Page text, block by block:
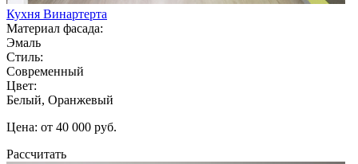
Кухня Винартерта
Материал фасада:
Эмаль
Стиль:
Современный
Цвет:
Белый, Оранжевый
Цена: от 40 000 руб.
Рассчитать